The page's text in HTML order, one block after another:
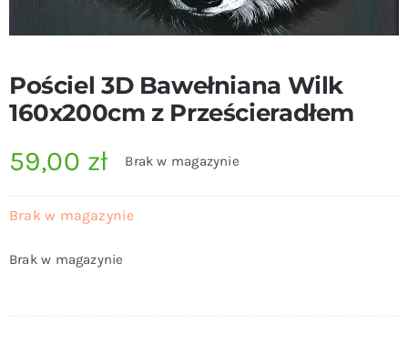
Pościel 3D Bawełniana Wilk
160x200cm z Prześcieradłem
59,00 zł Brak w magazynie
Brak w magazynie
Brak w magazynie